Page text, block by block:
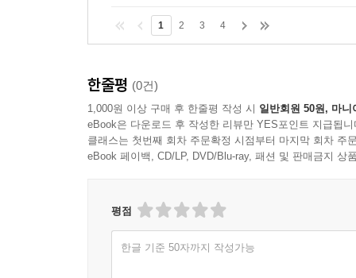
1 2 3 4
한줄평 (0건)
1,000원 이상 구매 후 한줄평 작성 시 일반회원 50원, 마니
eBook은 다운로드 후 작성한 리뷰만 YES포인트 지급됩니
클래스는 첫번째 회차 주문확정 시점부터 마지막 회차 주
eBook 페이백, CD/LP, DVD/Blu-ray, 패션 및 판매금지 상
평점
한글 기준 50자까지 작성가능